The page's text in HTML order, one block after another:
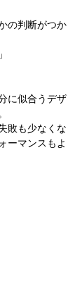
の判断がつか
に似合うデザ
敗も少なくな
ーマンスもよ